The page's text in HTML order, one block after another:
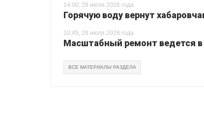
14:00, 28 июля 2026 года
Горячую воду вернут
10:45, 28 июля 2026 года
Масштабный ремонт ведется в
ВСЕ МАТЕРИАЛЫ РАЗДЕЛА